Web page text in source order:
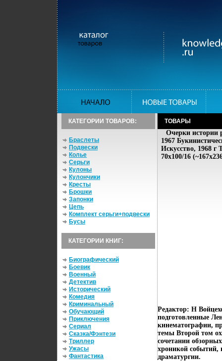
КАТЕГОРИИ ТОВАРОВ:
Браслеты
Подвески
Колье
Серьги
Кулоны
Кулончики
Кресты
Брошки
Запонки
Цепь
Комплект серьги+подвески
Бусы
КАТЕГОРИИ КНИГ:
Биографический
Боевик
Военный
Детектив
Исторический
Комедия
Криминальный
Обучающий
Приключения
Сериал
Сказка/Фэнтези
Триллер
Ужасы
Фантастика
ТОВАРЫ
Очерки истории
1967
Искусство, 1968 г
70x100/16
Редактор: Н
подготовленные
кинематографии,
темы Второй том
сочетании
хроникой событий,
драматургии.